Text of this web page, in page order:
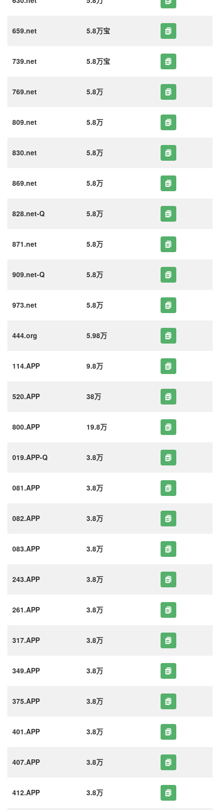
659.net 5.8万宝
739.net 5.8万宝
769.net 5.8万
809.net 5.8万
830.net 5.8万
869.net 5.8万
828.net-Q 5.8万
871.net 5.8万
909.net-Q 5.8万
973.net 5.8万
444.org 5.98万
114.APP 9.8万
520.APP 38万
800.APP 19.8万
019.APP-Q 3.8万
081.APP 3.8万
082.APP 3.8万
083.APP 3.8万
243.APP 3.8万
261.APP 3.8万
317.APP 3.8万
349.APP 3.8万
375.APP 3.8万
401.APP 3.8万
407.APP 3.8万
412.APP 3.8万